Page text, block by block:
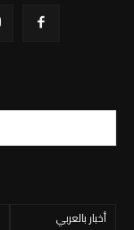
أخبار بالعربي